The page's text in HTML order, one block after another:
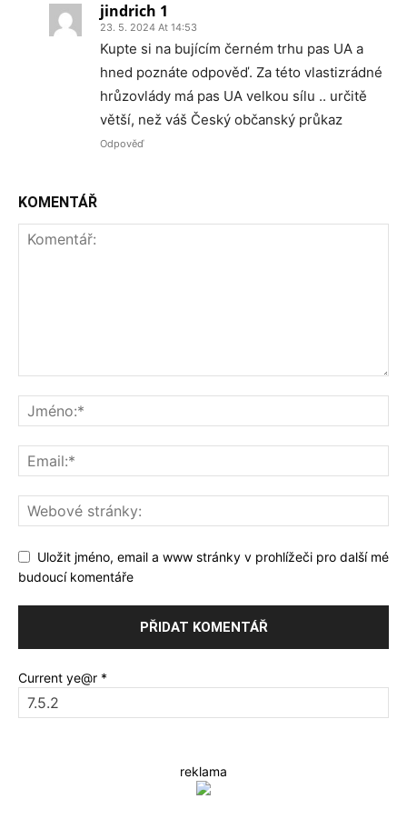
jindrich 1
23. 5. 2024 At 14:53
Kupte si na bujícím černém trhu pas UA a
hned poznáte odpověď. Za této vlastizrádné
hrůzovlády má pas UA velkou sílu .. určitě
větší, než váš Český občanský průkaz
Odpověď
KOMENTÁŘ
Uložit jméno, email a www stránky v prohlížeči pro další mé
budoucí komentáře
Current ye@r *
reklama